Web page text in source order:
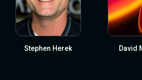
Stephen Herek David